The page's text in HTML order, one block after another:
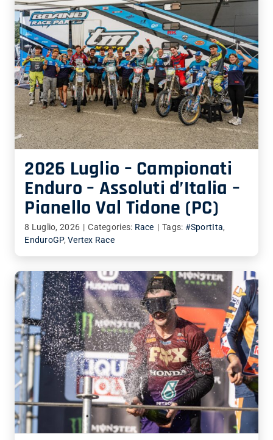
2026 Luglio – Campionati
Enduro – Assoluti d’Italia –
Pianello Val Tidone (PC)
8 Luglio, 2026 | Categories: Race | Tags: #SportIta,
EnduroGP,Vertex Race